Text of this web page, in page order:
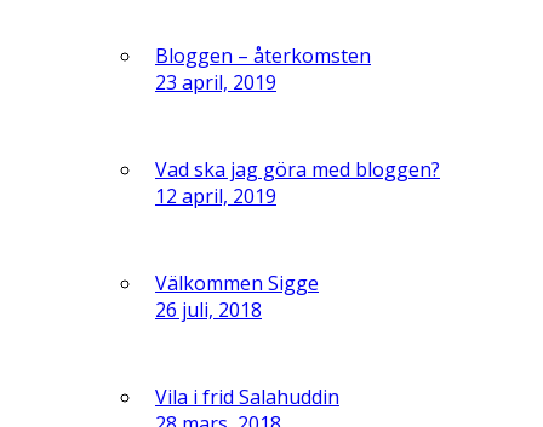
Bloggen – återkomsten
23 april, 2019
Vad ska jag göra med bloggen?
12 april, 2019
Välkommen Sigge
26 juli, 2018
Vila i frid Salahuddin